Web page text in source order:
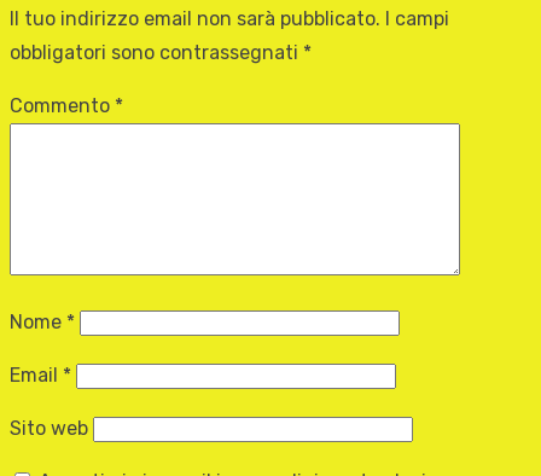
Il tuo indirizzo email non sarà pubblicato. I campi
obbligatori sono contrassegnati *
Commento *
Nome *
Email *
Sito web